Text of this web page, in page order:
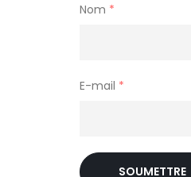
Nom *
E-mail *